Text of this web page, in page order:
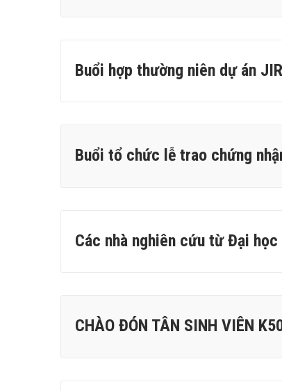
Buổi hợp thường niên dự án
Buổi tổ chức lễ trao chứng
Các nhà nghiên cứu từ Đại
CHÀO ĐÓN TÂN SINH VIÊN